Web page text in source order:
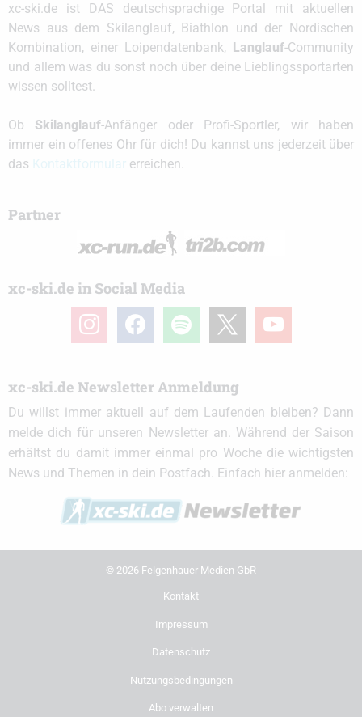
xc-ski.de ist DAS deutschsprachige Portal mit aktuellen
News aus dem Skilanglauf, Biathlon und der Nordischen
Kombination, einer Loipendatenbank,
Langlauf-Community
und allem was du sonst noch über deine Lieblingssportarten
wissen solltest.
Ob Skilanglauf-Anfänger oder Profi-Sportler, wir haben
immer ein offenes Ohr für dich! Du kannst uns jederzeit über
das
erreichen.
Partner
xc-ski.de in Social Media
instagramfacebook spotify youtube
xc-ski.de Newsletter Anmeldung
Du willst immer aktuell auf dem Laufenden bleiben? Dann
melde dich für unseren Newsletter an. Während der Saison
erhältst du damit immer einmal pro Woche die wichtigsten
News und Themen in dein Postfach. Einfach hier anmelden:
© 2026 Felgenhauer Medien GbR
Kontakt
Impressum
Datenschutz
Nutzungsbedingungen
Abo verwalten